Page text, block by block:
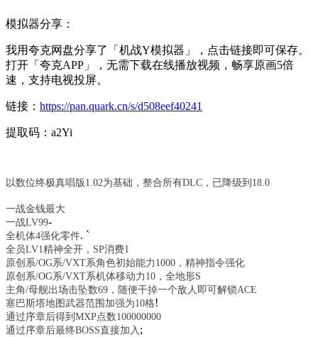
模拟器分享：
我用夸克网盘分享了「机战Y模拟器」，点击链接即可保存。
打开「夸克APP」，无需下载在线播放视频，畅享原画5倍
速，支持电视投屏。
链接： https://pan.quark.cn/s/d508eef40241
提取码：a2Yi
以数位终极真唱版1.02为基础，整合所有DLC，已降级到18.0
一战金钱最大
一战LV99-
全机体4强化零件. `
全员LV1精神全开，SP消费1
原创系/OG系/VXT系角色初始能力1000，精神指令强化
原创系/OG系/VXT系机体移动力10，全地形S
主角/母舰出场击坠数69，随便干掉一个敌人即可解锁ACE
塞巴斯塔地图武器范围加强为10格!
通过序章后得到MXP点数100000000
通过序章后最终BOSS直接加入 ;